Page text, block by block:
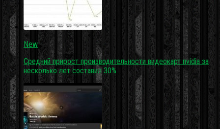
New
Средний прирост производительности видеокарт nvidia за
несколько лет составил 30%